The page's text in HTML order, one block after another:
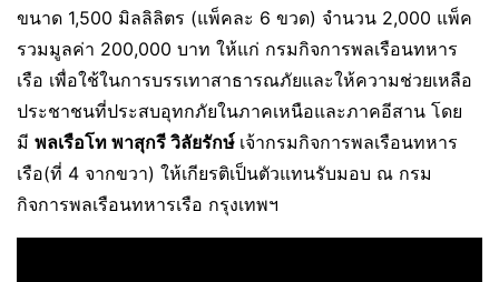
ขนาด 1,500 มิลลิลิตร (แพ็คละ 6 ขวด) จำนวน 2,000 แพ็ค
รวมมูลค่า 200,000 บาท ให้แก่ กรมกิจการพลเรือนทหาร
เรือ เพื่อใช้ในการบรรเทาสาธารณภัยและให้ความช่วยเหลือ
ประชาชนที่ประสบอุทกภัยในภาคเหนือและภาคอีสาน โดย
มี พลเรือโท พาสุกรี วิลัยรักษ์ เจ้ากรมกิจการพลเรือนทหาร
เรือ(ที่ 4 จากขวา) ให้เกียรติเป็นตัวแทนรับมอบ ณ กรม
กิจการพลเรือนทหารเรือ กรุงเทพฯ